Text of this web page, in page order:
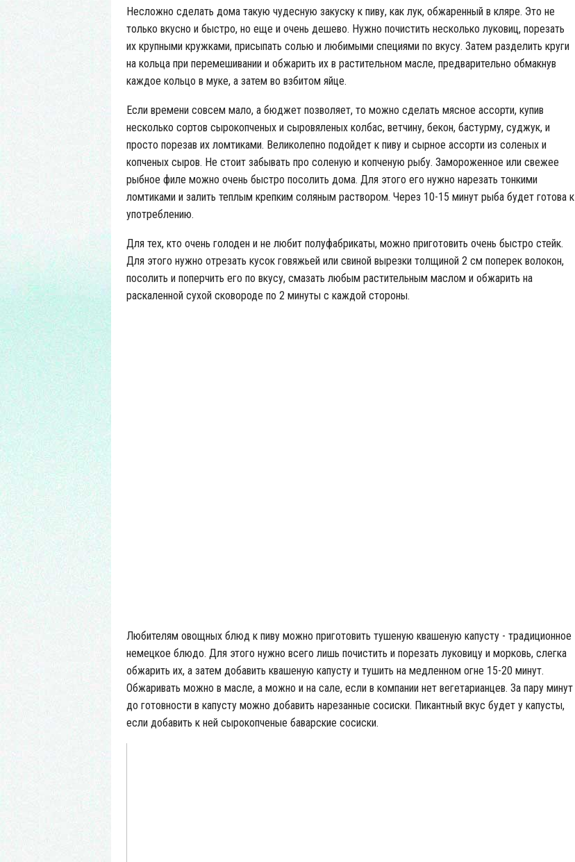
Несложно сделать дома такую чудесную закуску к пиву, как лук, обжаренный в кляре. Это не
только вкусно и быстро, но еще и очень дешево. Нужно почистить несколько луковиц, порезать
их крупными кружками, присыпать солью и любимыми специями по вкусу. Затем разделить круги
на кольца при перемешивании и обжарить их в растительном масле, предварительно обмакнув
каждое кольцо в муке, а затем во взбитом яйце.
Если времени совсем мало, а бюджет позволяет, то можно сделать мясное ассорти, купив
несколько сортов сырокопченых и сыровяленых колбас, ветчину, бекон, бастурму, суджук, и
просто порезав их ломтиками. Великолепно подойдет к пиву и сырное ассорти из соленых и
копченых сыров. Не стоит забывать про соленую и копченую рыбу. Замороженное или свежее
рыбное филе можно очень быстро посолить дома. Для этого его нужно нарезать тонкими
ломтиками и залить теплым крепким соляным раствором. Через 10-15 минут рыба будет готова к
употреблению.
Для тех, кто очень голоден и не любит полуфабрикаты, можно приготовить очень быстро стейк.
Для этого нужно отрезать кусок говяжьей или свиной вырезки толщиной 2 см поперек волокон,
посолить и поперчить его по вкусу, смазать любым растительным маслом и обжарить на
раскаленной сухой сковороде по 2 минуты с каждой стороны.
Любителям овощных блюд к пиву можно приготовить тушеную квашеную капусту - традиционное
немецкое блюдо. Для этого нужно всего лишь почистить и порезать луковицу и морковь, слегка
обжарить их, а затем добавить квашеную капусту и тушить на медленном огне 15-20 минут.
Обжаривать можно в масле, а можно и на сале, если в компании нет вегетарианцев. За пару минут
до готовности в капусту можно добавить нарезанные сосиски. Пикантный вкус будет у капусты,
если добавить к ней сырокопченые баварские сосиски.